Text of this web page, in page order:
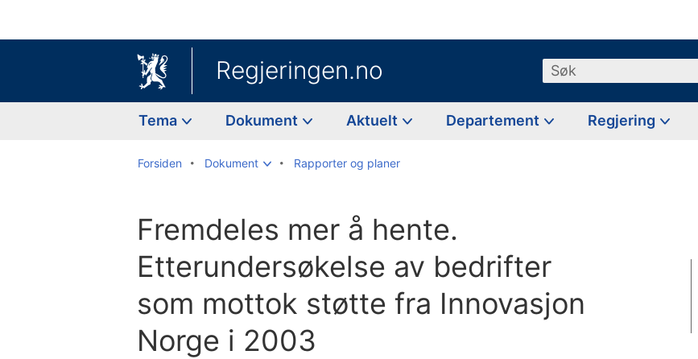
Regjeringen.no Søk
Tema Dokument Aktuelt Departement Regjering
Forsiden Dokument Rapporter og planer
Fremdeles mer å hente.
Etterundersøkelse av bedrifter
som mottok støtte fra Innovasjon
Norge i 2003